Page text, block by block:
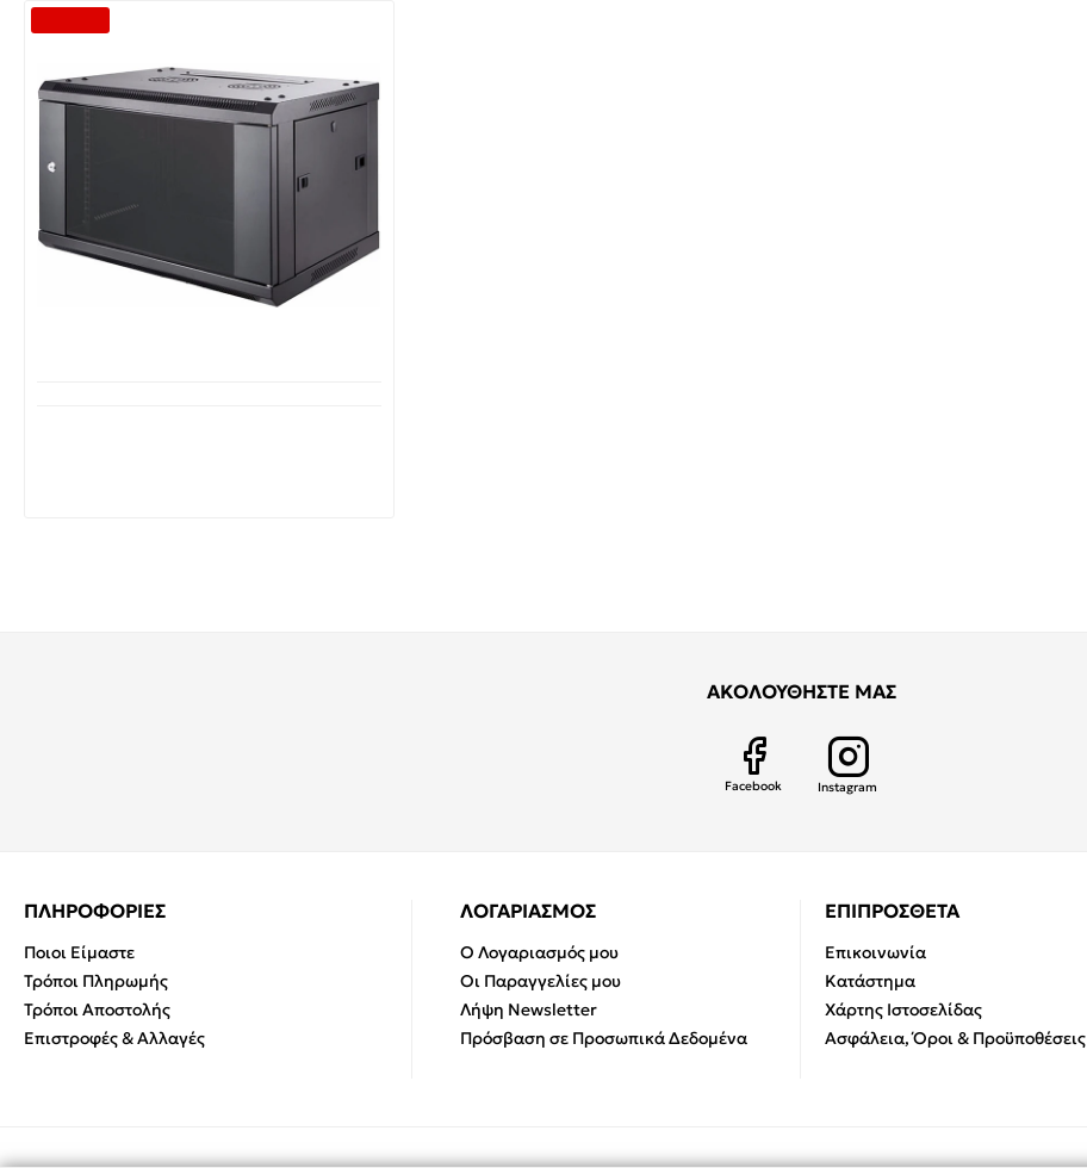
ΑΚΟΛΟΥΘΗΣΤΕ ΜΑΣ
Facebook Instagram
ΠΛΗΡΟΦΟΡΙΕΣ
Ποιοι Είμαστε
Τρόποι Πληρωμής
Τρόποι Αποστολής
Επιστροφές & Αλλαγές
ΛΟΓΑΡΙΑΣΜΟΣ
Ο Λογαριασμός μου
Οι Παραγγελίες μου
Λήψη Newsletter
Πρόσβαση σε Προσωπικά Δεδομένα
ΕΠΙΠΡΟΣΘΕΤΑ
Επικοινωνία
Κατάστημα
Χάρτης Ιστοσελίδας
Ασφάλεια, Όροι & Προϋποθέσεις